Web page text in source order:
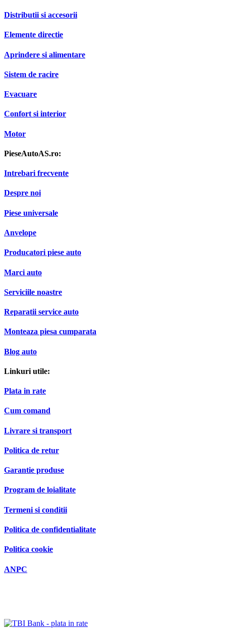
Distributii si accesorii
Elemente directie
Aprindere si alimentare
Sistem de racire
Evacuare
Confort si interior
Motor
PieseAutoAS.ro:
Intrebari frecvente
Despre noi
Piese universale
Anvelope
Producatori piese auto
Marci auto
Serviciile noastre
Reparatii service auto
Monteaza piesa cumparata
Blog auto
Linkuri utile:
Plata in rate
Cum comand
Livrare si transport
Politica de retur
Garantie produse
Program de loialitate
Termeni si conditii
Politica de confidentialitate
Politica cookie
ANPC